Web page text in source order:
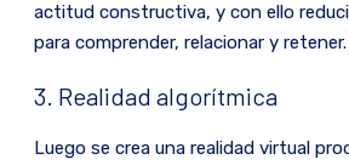
actitud constructiva, y con ello
para comprender, relacionar y retener.
3. Realidad algorítmica
Luego se crea una realidad virtual